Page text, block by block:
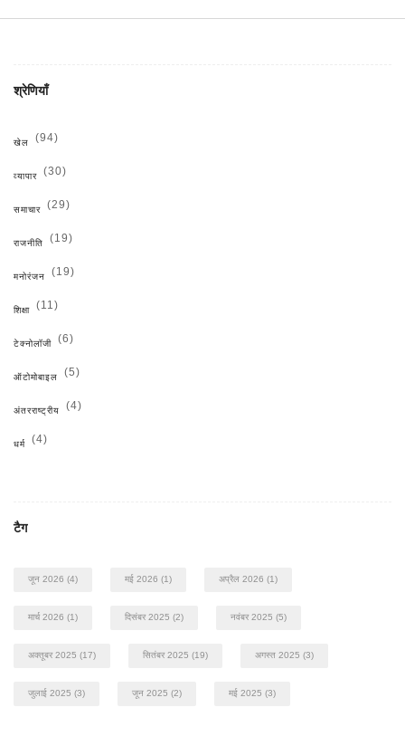
श्रेणियाँ
खेल (94)
व्यापार (30)
समाचार (29)
राजनीति (19)
मनोरंजन (19)
शिक्षा (11)
टेक्नोलॉजी (6)
ऑटोमोबाइल (5)
अंतरराष्ट्रीय (4)
धर्म (4)
टैग
जून 2026 (4) मई 2026 (1) अप्रैल 2026 (1)
मार्च 2026 (1) दिसंबर 2025 (2) नवंबर 2025 (5)
अक्तूबर 2025 (17) सितंबर 2025 (19) अगस्त 2025 (3)
जुलाई 2025 (3) जून 2025 (2) मई 2025 (3)